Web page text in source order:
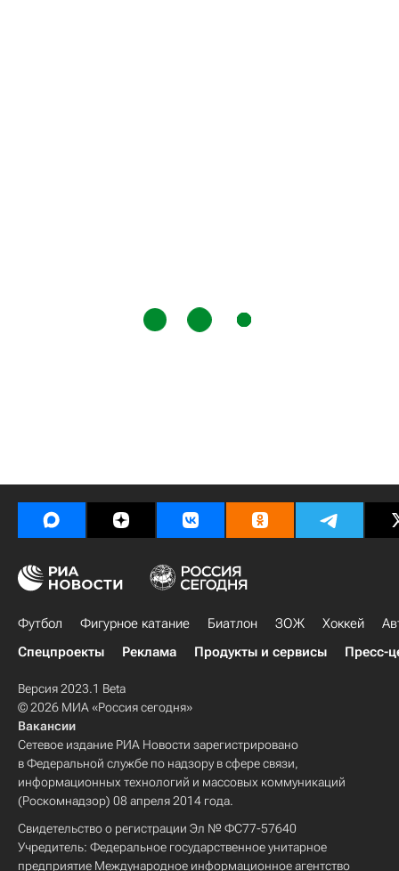
Футбол Фигурное катание Биатлон ЗОЖ Хоккей
Спецпроекты
Реклама Продукты и сервисы Пресс-
Версия 2023.1 Beta
© 2026 МИА «Россия сегодня»
Вакансии
Сетевое издание РИА Новости зарегистрировано
в Федеральной службе по надзору в сфере связи,
информационных технологий и массовых коммуникаций
(Роскомнадзор) 08 апреля 2014 года.
Свидетельство о регистрации Эл № ФС77-57640
Учредитель: Федеральное государственное унитарное
предприятие Международное информационное агентство